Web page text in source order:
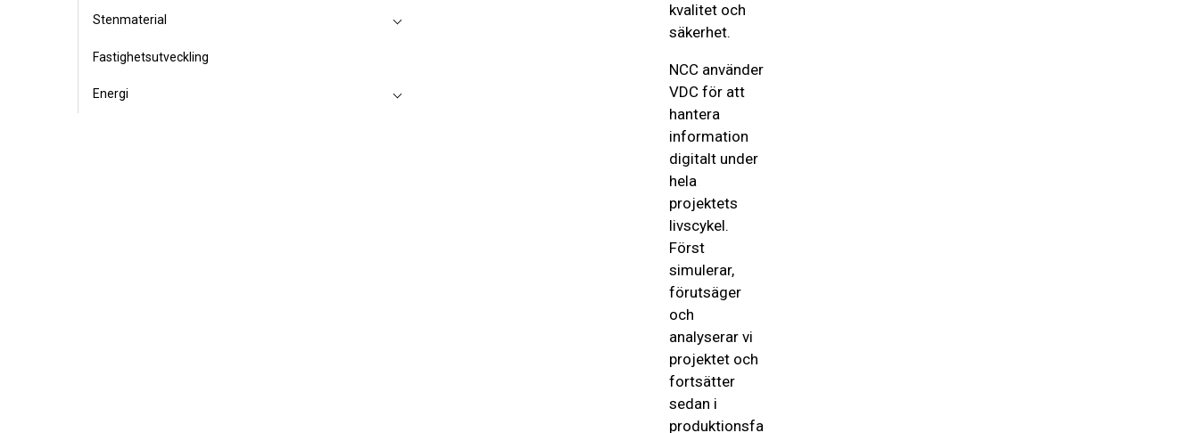
Stenmaterial
Fastighetsutveckling
Energi
kvalitet och
säkerhet.
NCC använder
VDC för att
hantera
information
digitalt under
hela
projektets
livscykel.
Först
simulerar,
förutsäger
och
analyserar vi
projektet och
fortsätter
sedan i
produktionsfa